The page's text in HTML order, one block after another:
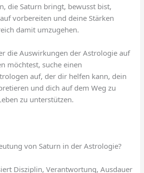
die Saturn bringt, bewusst bist,
vorbereiten und deine Stärken
damit umzugehen.
die Auswirkungen der Astrologie auf
möchtest, suche einen
auf, der dir helfen kann, dein
und dich auf dem Weg zu
zu unterstützen.
von Saturn in der Astrologie?
Disziplin, Verantwortung, Ausdauer